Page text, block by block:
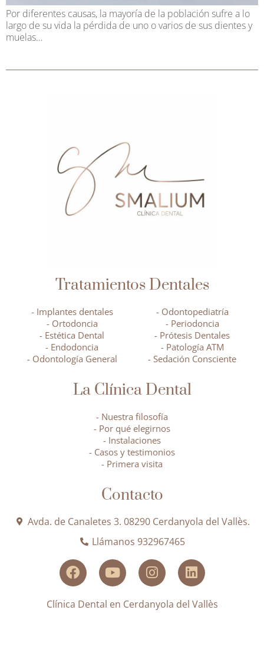
Por diferentes causas, la mayoría de la población sufre a lo
largo de su vida la pérdida de uno o varios de sus dientes y
muelas…
Tratamientos Dentales
- Implantes dentales
- Ortodoncia
- Estética Dental
- Endodoncia
- Odontología General
- Odontopediatría
- Periodoncia
- Prótesis Dentales
- Patología ATM
- Sedación Consciente
La Clínica Dental
- Nuestra filosofía
- Por qué elegirnos
- Instalaciones
- Casos y testimonios
- Primera visita
Contacto
Avda. de Canaletes 3. 08290 Cerdanyola del Vallès.
Llámanos 932967465
Clínica Dental en Cerdanyola del Vallès